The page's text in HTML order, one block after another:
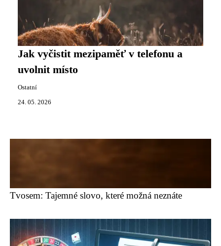
Jak vyčistit mezipaměť v telefonu a
uvolnit místo
Ostatní
24. 05. 2026
Tvosem: Tajemné slovo, které možná neznáte